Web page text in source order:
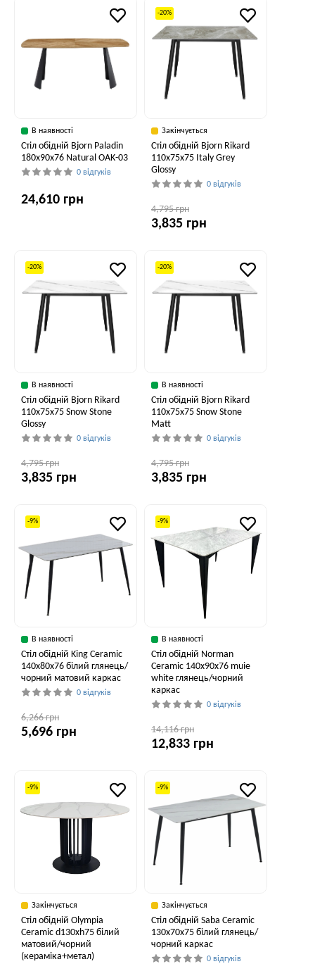
В наявності
Стіл обідній Bjorn Paladin
180x90x76 Natural OAK-03
0 відгуків
24,610 грн
-20%
Закінчується
Стіл обідній Bjorn Rikard
110х75х75 Italy Grey
Glossy
0 відгуків
4,795 грн
3,835 грн
-20%
В наявності
Стіл обідній Bjorn Rikard
110х75х75 Snow Stone
Glossy
0 відгуків
4,795 грн
3,835 грн
-20%
В наявності
Стіл обідній Bjorn Rikard
110х75х75 Snow Stone
Matt
0 відгуків
4,795 грн
3,835 грн
-9%
В наявності
Стіл обідній King Ceramic
140x80x76 білий глянець/
чорний матовий каркас
0 відгуків
6,266 грн
5,696 грн
-9%
В наявності
Стіл обідній Norman
Ceramic 140x90x76 muie
white глянець/чорний
каркас
0 відгуків
14,116 грн
12,833 грн
-9%
Закінчується
Стіл обідній Olympia
Ceramic d130xh75 білий
матовий/чорний
(кераміка+метал)
-9%
Закінчується
Стіл обідній Saba Ceramic
130x70x75 білий глянець/
чорний каркас
0 відгуків